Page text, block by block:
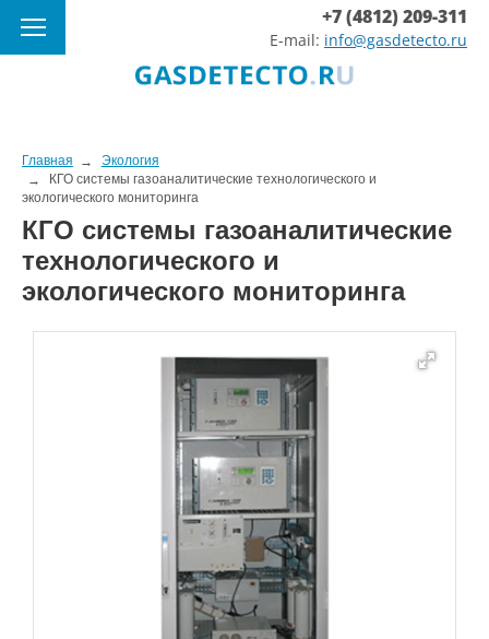
+7 (4812) 209-311
E-mail: info@gasdetecto.ru
Главная
Экология
КГО системы газоаналитические технологического и
экологического мониторинга
КГО системы газоаналитические
технологического и
экологического мониторинга